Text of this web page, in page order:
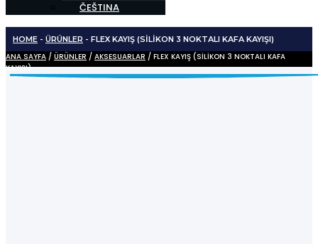
ČEŠTINA
HOME - ÜRÜNLER - FLEX KAYIŞ (SILIKON 3 NOKTALI KAFA KAYIŞI)
ANA SAYFA / ÜRÜNLER / AKSESUARLAR / FLEX KAYIŞ (SILIKON 3 NOKTALI KAFA
KAYIŞI)